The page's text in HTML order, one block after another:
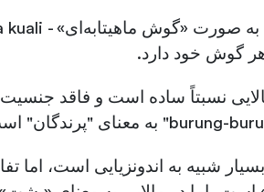
هر گوش خود دارد.